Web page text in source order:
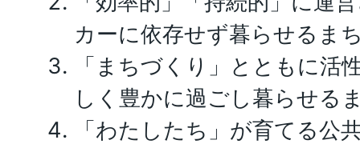
カーに依存せず暮らせるま
「まちづくり」とともに活
しく豊かに過ごし暮らせる
「わたしたち」が育てる公